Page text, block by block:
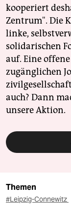
kooperiert
Zentrum". Die
linke,
solidarischen
auf. Eine
zugänglichen
auch? Dann
unsere Aktion.
Themen
#Leipzig-Connewitz